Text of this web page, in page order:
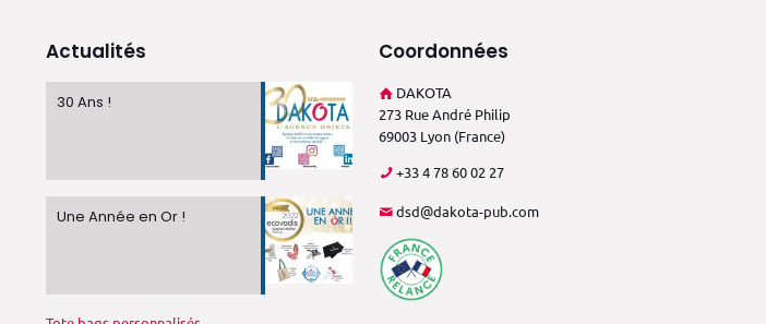
Actualités
30 Ans !
Une Année en Or !
Coordonnées
DAKOTA
273 Rue André Philip
69003 Lyon (France)
+33 4 78 60 02 27
dsd@dakota-pub.com